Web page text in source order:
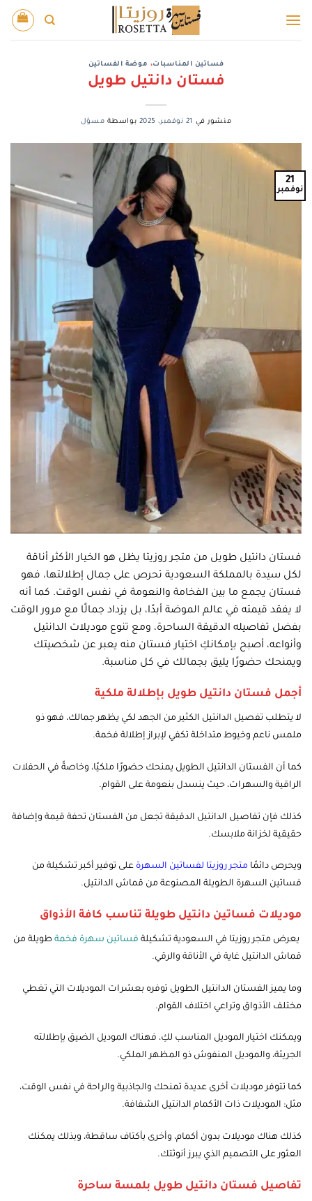
للمحتوى
فساتين المناسبات، موضة الفساتين
فستان دانتيل طويل
منشور في 21 نوفمبر، 2025 بواسطة مسؤل
21
نوفمبر
فستان دانتيل طويل من متجر روزيتا يظل هو الخيار الأكثر أناقة
لكل سيدة بالمملكة السعودية تحرص على جمال إطلالتها، فهو
فستان يجمع ما بين الفخامة والنعومة في نفس الوقت. كما أنه
لا يفقد قيمته في عالم الموضة أبدًا، بل يزداد جمالًا مع مرور الوقت
بفضل تفاصيله الدقيقة الساحرة، ومع تنوع موديلات الدانتيل
وأنواعه، أصبح بإمكانكِ اختيار فستان منه يعبر عن شخصيتك
ويمنحك حضورًا يليق بجمالك في كل مناسبة.
أجمل فستان دانتيل طويل بإطلالة ملكية
لا يتطلب تفصيل الدانتيل الكثير من الجهد لكي يظهر جمالك، فهو ذو
ملمس ناعم وخيوط متداخلة تكفي لإبراز إطلالة فخمة.
كما أن الفستان الدانتيل الطويل يمنحك حضورًا ملكيًا، وخاصةً في الحفلات
الراقية والسهرات، حيث ينسدل بنعومة على القوام.
كذلك فإن تفاصيل الدانتيل الدقيقة تجعل من الفستان تحفة قيمة وإضافة
حقيقية لخزانة ملابسك.
ويحرص دائمًا متجر روزيتا لفساتين السهرة على توفير أكبر تشكيلة من
فساتين السهرة الطويلة المصنوعة من قماش الدانتيل.
موديلات فساتين دانتيل طويلة تناسب كافة الأذواق
يعرض متجر روزيتا في السعودية تشكيلة فساتين سهرة فخمة طويلة من
قماش الدانتيل غاية في الأناقة والرقي.
وما يميز الفستان الدانتيل الطويل توفره بعشرات الموديلات التي تغطي
مختلف الأذواق وتراعي اختلاف القوام.
ويمكنك اختيار الموديل المناسب لكِ، فهناك الموديل الضيق بإطلالته
الجريئة، والموديل المنفوش ذو المظهر الملكي.
كما تتوفر موديلات أخرى عديدة تمنحك والجاذبية والراحة في نفس الوقت،
مثل: الموديلات ذات الأكمام الدانتيل الشفافة.
كذلك هناك موديلات بدون أكمام، وأخرى بأكتاف ساقطة، وبذلك يمكنك
العثور على التصميم الذي يبرز أنوثتك.
تفاصيل فستان دانتيل طويل بلمسة ساحرة